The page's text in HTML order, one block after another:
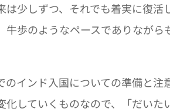
少しずつ、それでも着実に復
歩のようなペースでありなが
インド入国についての準備と
していくものなので、「だい